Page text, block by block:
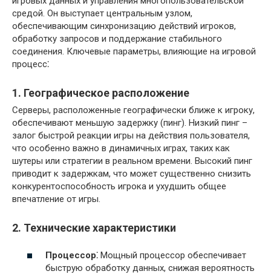
средой. Он выступает центральным узлом,
обеспечивающим синхронизацию действий игроков,
обработку запросов и поддержание стабильного
соединения. Ключевые параметры, влияющие на игровой
процесс⁚
1. Географическое расположение
Серверы, расположенные географически ближе к игроку,
обеспечивают меньшую задержку (пинг). Низкий пинг –
залог быстрой реакции игры на действия пользователя,
что особенно важно в динамичных играх, таких как
шутеры или стратегии в реальном времени. Высокий пинг
приводит к задержкам, что может существенно снизить
конкурентоспособность игрока и ухудшить общее
впечатление от игры.
2. Технические характеристики
Процессор⁚ Мощный процессор обеспечивает
быструю обработку данных, снижая вероятность